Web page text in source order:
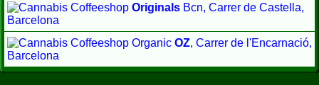
Originals Bcn, Carrer de Castella,
Barcelona
Organic OZ, Carrer de l'Encarnació,
Barcelona